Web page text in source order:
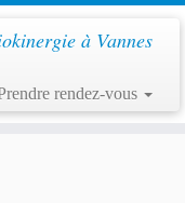
à Vannes
rendez-vous